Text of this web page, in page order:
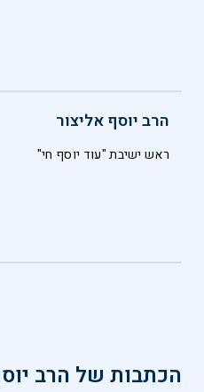
הרב יוסף אליצור
ראש ישיבת "עוד יוסף חי"
הכתבות של הרב